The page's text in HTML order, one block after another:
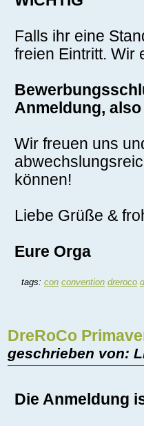
Falls ihr eine
freien Eintritt. Wir
Anmeldung,
Wir freuen uns
können!
Liebe Grüße &
Eure Orga
tags: con convention dreroco
DreRoCo
geschrieben von:
Die Anmeldung